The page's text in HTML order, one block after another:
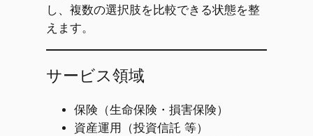
し、複数の選択肢を比較できる状態を整
えます。
サービス領域
保険（生命保険・損害保険）
資産運用（投資信託 等）